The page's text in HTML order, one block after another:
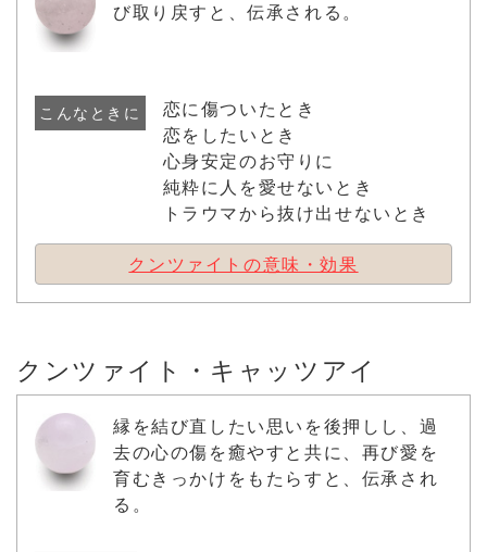
び取り戻すと、伝承される。
こんなときに
恋に傷ついたとき
恋をしたいとき
心身安定のお守りに
純粋に人を愛せないとき
トラウマから抜け出せないとき
クンツァイトの意味・効果
クンツァイト・キャッツアイ
縁を結び直したい思いを後押しし、過
去の心の傷を癒やすと共に、再び愛を
育むきっかけをもたらすと、伝承され
る。